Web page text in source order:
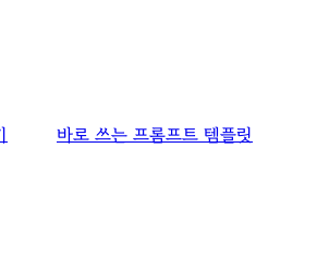
바로 쓰는 프롬프트 템플릿